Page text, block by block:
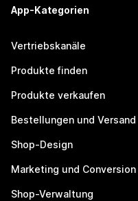
App-Kategorien
Vertriebskanäle
Produkte finden
Produkte verkaufen
Bestellungen und Versand
Shop-Design
Marketing und Conversion
Shop-Verwaltung